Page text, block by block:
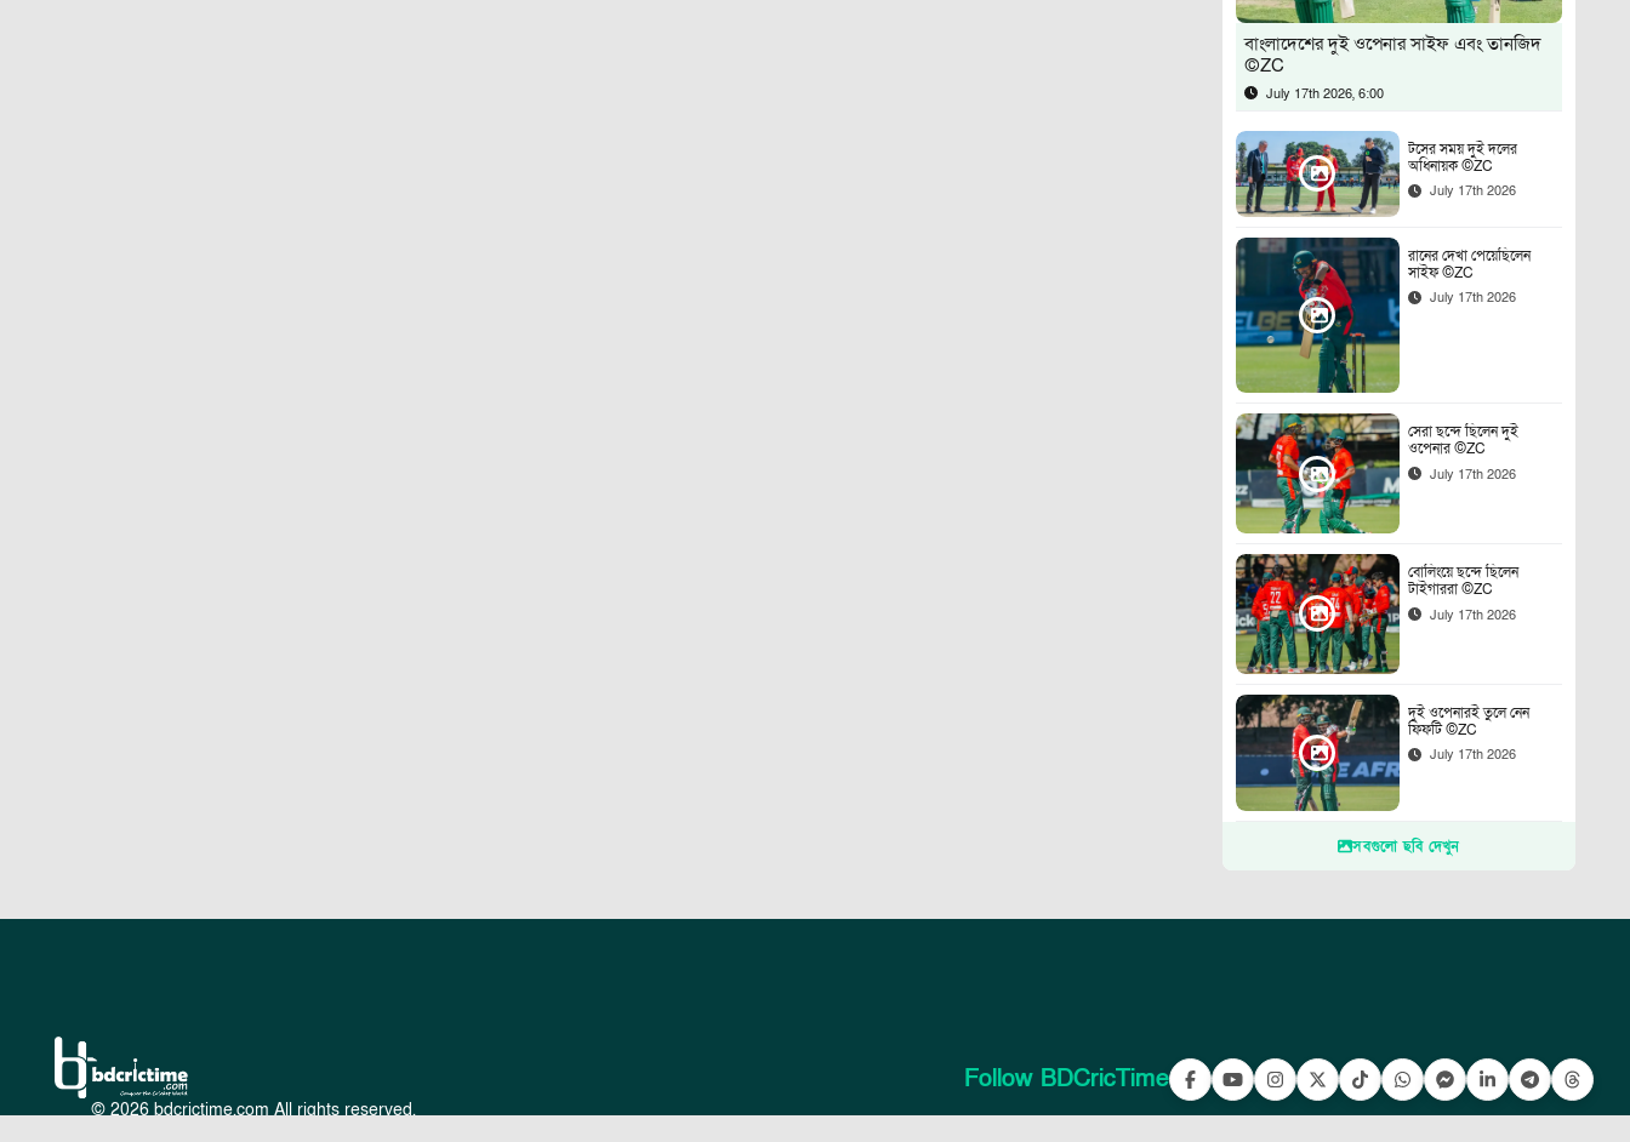
বাংলাদেশের দুই ওপেনার সাইফ এবং তানজিদ
©ZC
July 17th 2026, 6:00
টসের সময় দুই দলের
অধিনায়ক ©ZC
July 17th 2026
রানের দেখা পেয়েছিলেন
সাইফ ©ZC
July 17th 2026
সেরা ছন্দে ছিলেন দুই
ওপেনার ©ZC
July 17th 2026
বোলিংয়ে ছন্দে ছিলেন
টাইগাররা ©ZC
July 17th 2026
দুই ওপেনারই তুলে নেন
ফিফটি ©ZC
July 17th 2026
সবগুলো ছবি দেখুন
© 2026 bdcrictime.com All rights reserved.
Follow BDCricTime